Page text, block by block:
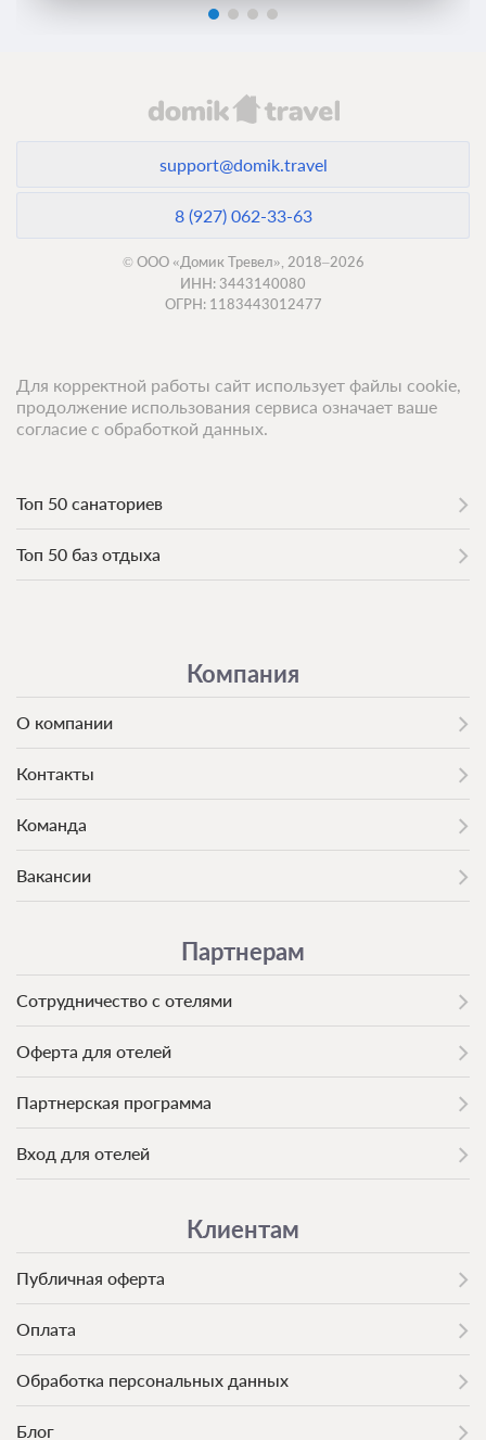
support@domik.travel
8 (927) 062-33-63
© ООО «Домик Тревел», 2018–2026
ИНН: 3443140080
ОГРН: 1183443012477
Топ 50 санаториев
Топ 50 баз отдыха
Компания
О компании
Контакты
Команда
Вакансии
Партнерам
Сотрудничество с отелями
Оферта для отелей
Партнерская программа
Вход для отелей
Клиентам
Публичная оферта
Оплата
Обработка персональных данных
Блог
Для корректной работы сайт использует файлы cookie,
продолжение использования сервиса означает ваше
согласие с обработкой данных.